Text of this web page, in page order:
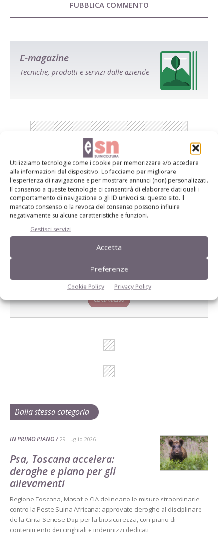
Utilizziamo tecnologie come i cookie per memorizzare e/o accedere
alle informazioni del dispositivo. Lo facciamo per migliorare
l'esperienza di navigazione e per mostrare annunci (non) personalizzati.
Il consenso a queste tecnologie ci consentirà di elaborare dati quali il
comportamento di navigazione o gli ID univoci su questo sito. Il
mancato consenso o la revoca del consenso possono influire
negativamente su alcune caratteristiche e funzioni.
Gestisci servizi
Accetta
Preferenze
Cookie Policy Privacy Policy
E-magazine
Tecniche, prodotti e servizi dalle aziende
Catalogo Aziende e Prodotti
Un modo semplice per cercare un'azienda o un
prodotto!
Cerca adesso
L'Esperto risponde
I consigli di Terra e Vita agli agricoltori
Cerca adesso
Dalla stessa categoria
IN PRIMO PIANO 29 Luglio 2026
Psa, Toscana accelera:
deroghe e piano per gli
allevamenti
Regione Toscana, Masaf e CIA delineano le misure straordinarie
contro la Peste Suina Africana: approvate deroghe al disciplinare
della Cinta Senese Dop per la biosicurezza, con piano di
contenimento dei cinghiali e indennizzi dedicati